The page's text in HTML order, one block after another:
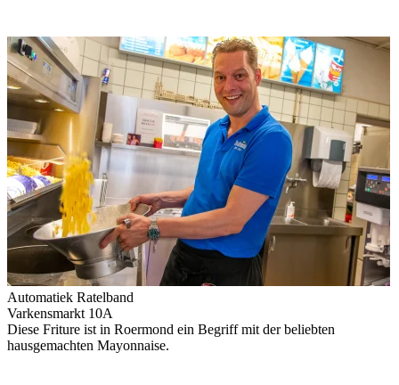
Automatiek Ratelband
Varkensmarkt 10A
Diese Friture ist in Roermond ein Begriff mit der beliebten
hausgemachten Mayonnaise.